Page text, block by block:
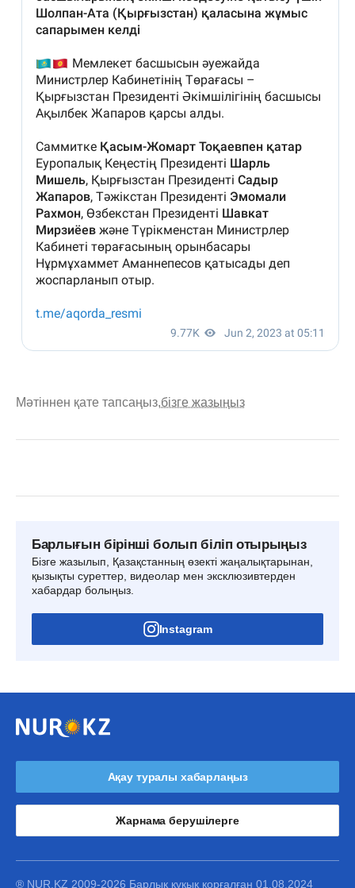
Мәтіннен қате тапсаңыз,бізге жазыңыз
Барлығын бірінші болып біліп отырыңыз
Бізге жазылып, Қазақстанның өзекті жаңалықтарынан,
қызықты суреттер, видеолар мен эксклюзивтерден
хабардар болыңыз.
Instagram
Ақау туралы хабарлаңыз
Жарнама берушілерге
® NUR.KZ 2009-2026 Барлық құқық қорғалған 01.08.2024